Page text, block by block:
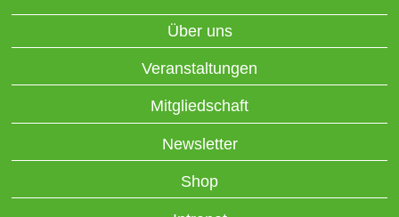
Über uns
Veranstaltungen
Mitgliedschaft
Newsletter
Shop